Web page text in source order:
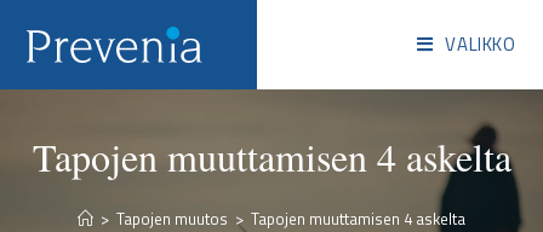
VALIKKO
Tapojen muuttamisen 4 askelta
> Tapojen muutos > Tapojen muuttamisen 4 askelta